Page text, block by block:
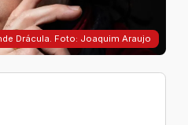
Drácula. Foto: Joaquim Araujo